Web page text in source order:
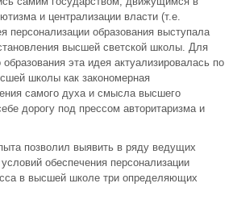
и централизации власти (т.е.
персонализации образования выступала
высшей светской школы. Для
эта идея актуализировалась по
школы как закономерная
самого духа и смысла высшего
дорогу под прессом авторитаризма и
позволил выявить в ряду ведущих
обеспечения персонализации
в высшей школе три определяющих